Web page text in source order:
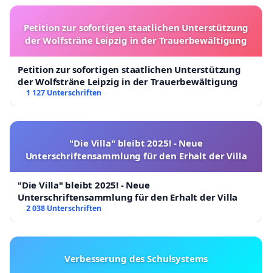
Petition zur sofortigen staatlichen Unterstützung
der Wolfsträne Leipzig in der Trauerbewältigung
Petition zur sofortigen staatlichen Unterstützung
der Wolfsträne Leipzig in der Trauerbewältigung
1 127 Unterschriften
"Die Villa" bleibt 2025! - Neue
Unterschriftensammlung für den Erhalt der Villa
"Die Villa" bleibt 2025! - Neue
Unterschriftensammlung für den Erhalt der Villa
2 038 Unterschriften
Verbesserung des Schulsystems